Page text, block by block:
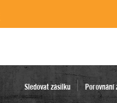
Sledovat zásilku Porovnání